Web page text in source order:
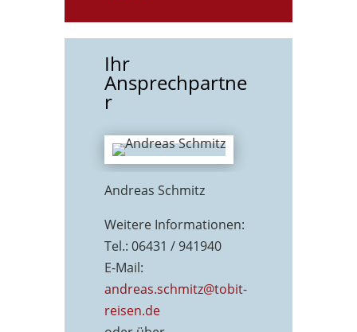
Ihr
Ansprechpartne
r
Andreas Schmitz
Weitere Informationen:
Tel.: 06431 / 941940
E-Mail:
andreas.schmitz@tobit-
reisen.de